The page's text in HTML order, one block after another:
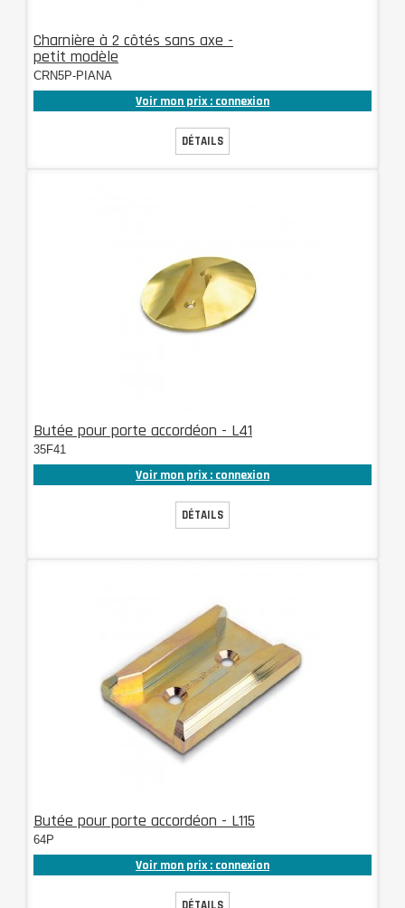
Charnière à 2 côtés sans axe -
petit modèle
CRN5P-PIANA
Voir mon prix : connexion
DÉTAILS
Butée pour porte accordéon - L41
35F41
Voir mon prix : connexion
DÉTAILS
Butée pour porte accordéon - L115
64P
Voir mon prix : connexion